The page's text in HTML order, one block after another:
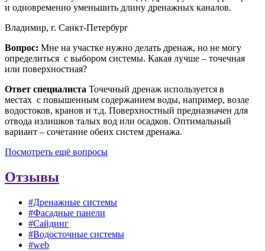
и одновременно уменьшить длину дренажных каналов.
Владимир, г. Санкт-Петербург
Вопрос: Мне на участке нужно делать дренаж, но не могу
определиться с выбором системы. Какая лучше – точечная
или поверхностная?
Ответ специалиста Точечный дренаж используется в
местах с повышенным содержанием воды, например, возле
водостоков, кранов и т.д. Поверхностный предназначен для
отвода излишков талых вод или осадков. Оптимальный
вариант – сочетание обеих систем дренажа.
Посмотреть ещё вопросы
Отзывы
#Дренажные системы
#Фасадные панели
#Сайдинг
#Водосточные системы
#web